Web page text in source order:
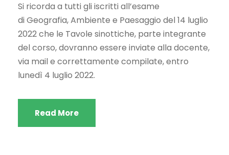
Si ricorda a tutti gli iscritti all’esame
di Geografia, Ambiente e Paesaggio del 14 luglio
2022 che le Tavole sinottiche, parte integrante
del corso, dovranno essere inviate alla docente,
via mail e correttamente compilate, entro
lunedì 4 luglio 2022.
Read More